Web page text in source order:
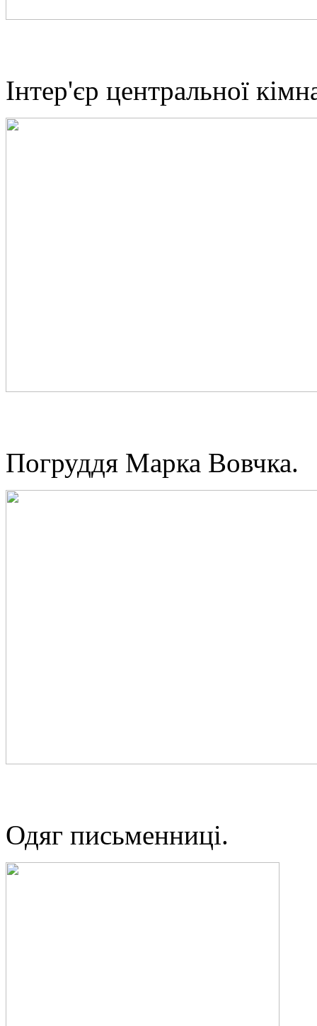
Інтер'єр центральної
Погруддя Марка Вовчка.
Одяг письменниці.